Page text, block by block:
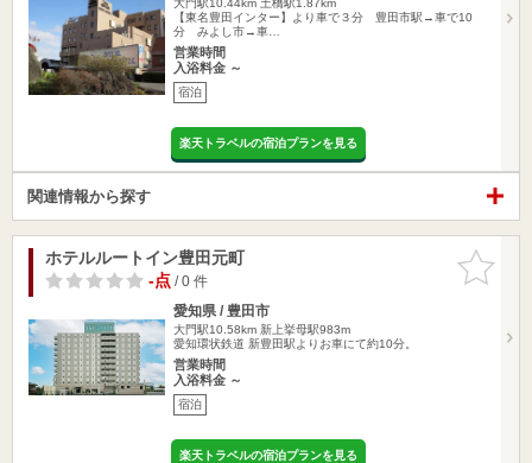
大門駅10.44km 土橋駅1.87km
【東名豊田インター】より車で３分 豊田市駅→車で10
分 みよし市→車…
営業時間
入浴料金 ～
宿泊
楽天トラベルの宿泊プランを見る
関連情報から探す
お気に入
りに追加
ホテルルートイン豊田元町
-点/ 0 件
愛知県 / 豊田市
大門駅10.58km 新上挙母駅983m
愛知環状鉄道 新豊田駅よりお車にて約10分。
営業時間
入浴料金 ～
宿泊
楽天トラベルの宿泊プランを見る